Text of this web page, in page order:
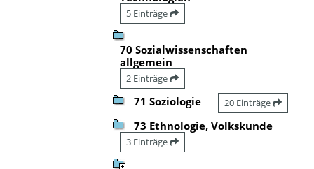
5 Einträge
70 Sozialwissenschaften
allgemein
2 Einträge
71 Soziologie 20 Einträge
73 Ethnologie, Volkskunde
3 Einträge